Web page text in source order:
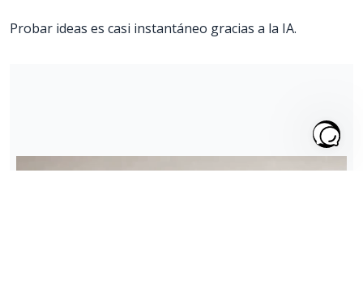
Probar ideas es casi instantáneo gracias a la IA.